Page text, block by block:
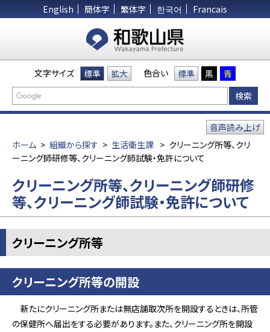
English 簡体字 繁体字 한국어 Francais
文字サイズ 標準 拡大 色合い 標準 黒 青
ホーム > 組織から探す > 生活衛生課 > クリーニング所等、クリ
ーニング師研修等、クリーニング師試験・免許について
音声読み上げ
クリーニング所等、クリーニング師研修
等、クリーニング師試験・免許について
クリーニング所等
クリーニング所等の開設
新たにクリーニング所または無店舗取次所を開設するときは、所管
の保健所へ届出をする必要があります。また、クリーニング所を開設